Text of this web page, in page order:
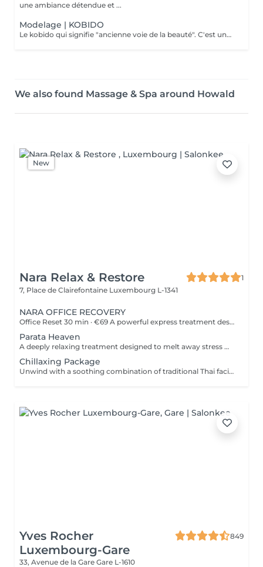
une ambiance détendue et ...
Modelage | KOBIDO
Le kobido qui signifie "ancienne voie de la beauté". C'est une très ancienne technique de massage japonais. Le massage facial kobido régénère, stimule le teint de la peau du visage, améliore la circulation sanguine et lymphatique, favorise la relaxation des tissus et du cuir chevelu.
We also found Massage & Spa around Howald
New
Nara Relax & Restore
1
7, Place de Clairefontaine Luxembourg L-1341
NARA OFFICE RECOVERY
Office Reset 30 min · €69 A powerful express treatment designed to release upper-body tension and calm the mind when time is limited. Includes: Upper Back Massage Neck & Shoulder Massage Acupressure Head Massage Targeted Hot Stones Cooling Jade Eye Mask Results: Looser muscles A lighter head Soothed, refreshed eyes A calmer mind Ideal during a lunch break or after work. Office Reset Plus 45 min · €89 A deeper upper-body recovery treatment with added foot relaxation for tired, heavy feet. Includes: Upper Back Massage Neck & Shoulder Massage Acupressure Head Massage Relaxing Foot Massage Targeted Hot Stones Cooling Jade Eye Mask Results: Reduced tension from prolonged sitting Refreshed feet and legs Renewed energy A calmer body and mind Executive Recovery 75 min · €139 Our complete head-to-toe ritual, created for accumulated stress and deeper physical fatigue. Includes: Detailed Back Massage Neck & Shoulder Massage Acupressure Head Massage Hand Acupressure Foot Reflexology Targeted Hot Stones Cooling Jade Eye Relaxation Results: Deeper muscular relaxation A lighter, re-energised body A calmer mind Restored balance and vitality Every treatment uses organic coconut oil and organic aromatherapy oils to soften the skin, ease muscular tension and promote deep relaxation.
Parata Heaven
A deeply relaxing treatment designed to melt away stress where it accumulates most. Combining a 60-minute Indian Head & Shoulder Massage with a 30-minute Office Syndrome Back & Shoulder Massage, this package focuses on the scalp, neck, shoulders, and upper back to release tension, calm the mind, and restore a feeling of lightness and wellbeing. Includes: Indian Head & Shoulder Massage 60 min Office Syndrome Back & Shoulder Massage 30 min
Chillaxing Package
Unwind with a soothing combination of traditional Thai facial massage and targeted upper-body relief. This package combines a 60-minute Thai Facial Massage and a 30-minute Office Syndrome Back & Shoulder Massage, designed to ease tension, refresh the complexion, and promote a deep sense of relaxation. Includes: Thai Facial Massage 60 min Office Syndrome Back & Shoulder Massage 30 min
Yves Rocher
Luxembourg-Gare
849
33, Avenue de la Gare Gare L-1610